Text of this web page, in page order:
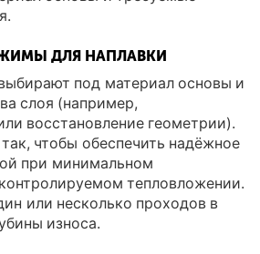
ДЛЯ НАПЛАВКИ
под материал основы и
слоя (например,
восстановление геометрии).
чтобы обеспечить надёжное
при минимальном
тепловложении.
или несколько проходов в
износа.